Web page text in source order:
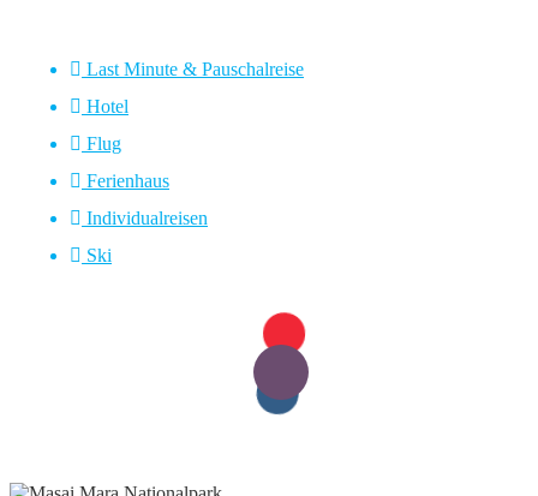
Last Minute & Pauschalreise
Hotel
Flug
Ferienhaus
Individualreisen
Ski